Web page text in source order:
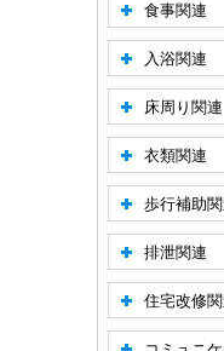
食事関連
入浴関連
床周り関連
衣類関連
歩行補助
排泄関連
住宅改修